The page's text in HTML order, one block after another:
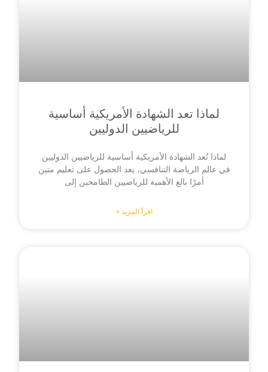
لماذا تعد الشهادة الأمريكية أساسية
للرياضيين الدوليين
لماذا تُعد الشهادة الأمريكية أساسية للرياضيين الدوليين
في عالم الرياضة التنافسي، يعد الحصول على تعليم متين
أمرًا بالغ الأهمية للرياضيين الطامحين إلى
اقرأ المزيد »